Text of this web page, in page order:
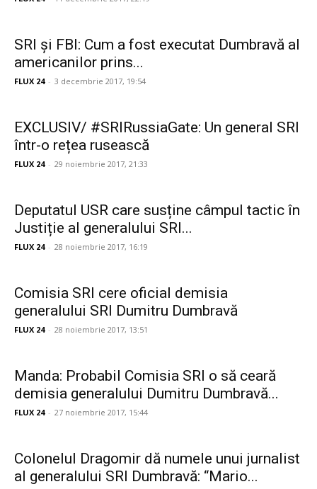
SRI și FBI: Cum a fost executat Dumbravă al
americanilor prins...
FLUX 24 - 3 decembrie 2017, 19:54
EXCLUSIV/ #SRIRussiaGate: Un general SRI
într-o rețea rusească
FLUX 24 - 29 noiembrie 2017, 21:33
Deputatul USR care susține câmpul tactic în
Justiție al generalului SRI...
FLUX 24 - 28 noiembrie 2017, 16:19
Comisia SRI cere oficial demisia
generalului SRI Dumitru Dumbravă
FLUX 24 - 28 noiembrie 2017, 13:51
Manda: Probabil Comisia SRI o să ceară
demisia generalului Dumitru Dumbravă...
FLUX 24 - 27 noiembrie 2017, 15:44
Colonelul Dragomir dă numele unui jurnalist
al generalului SRI Dumbravă: “Mario...